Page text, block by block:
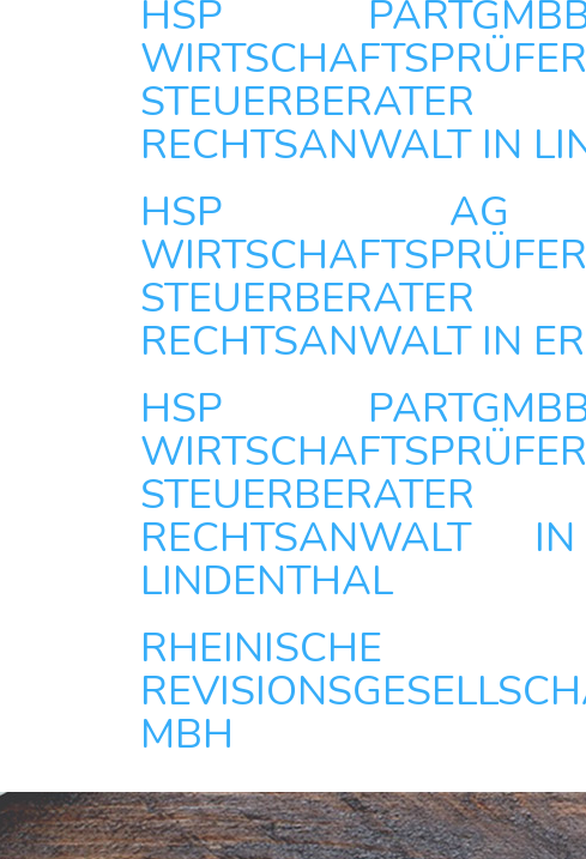
HSP
RECHTSANWALT IN
HSP
RECHTSANWALT IN
HSP
RECHTSANWALT
LINDENTHAL
RHEINISCHE
MBH